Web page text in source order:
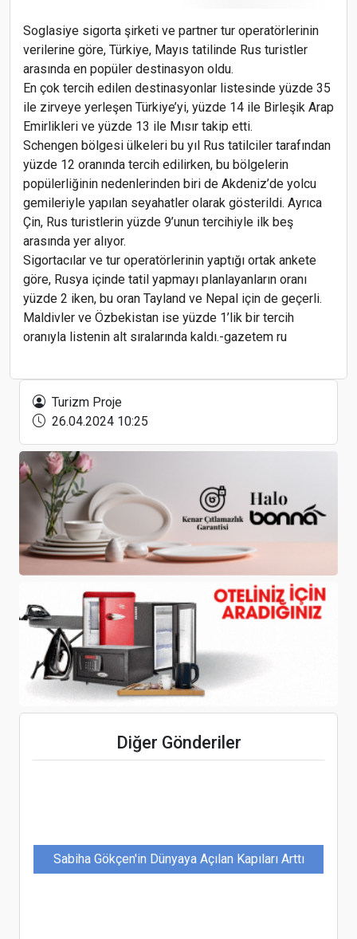
Soglasiye sigorta şirketi ve partner tur operatörlerinin
verilerine göre, Türkiye, Mayıs tatilinde Rus turistler
arasında en popüler destinasyon oldu.
En çok tercih edilen destinasyonlar listesinde yüzde 35
ile zirveye yerleşen Türkiye’yi, yüzde 14 ile Birleşik Arap
Emirlikleri ve yüzde 13 ile Mısır takip etti.
Schengen bölgesi ülkeleri bu yıl Rus tatilciler tarafından
yüzde 12 oranında tercih edilirken, bu bölgelerin
popülerliğinin nedenlerinden biri de Akdeniz’de yolcu
gemileriyle yapılan seyahatler olarak gösterildi. Ayrıca
Çin, Rus turistlerin yüzde 9’unun tercihiyle ilk beş
arasında yer alıyor.
Sigortacılar ve tur operatörlerinin yaptığı ortak ankete
göre, Rusya içinde tatil yapmayı planlayanların oranı
yüzde 2 iken, bu oran Tayland ve Nepal için de geçerli.
Maldivler ve Özbekistan ise yüzde 1’lik bir tercih
oranıyla listenin alt sıralarında kaldı.-gazetem ru
Turizm Proje
26.04.2024 10:25
Diğer Gönderiler
ortalama harcamaları belli oldu
Karadağ, Ruslara vize uygulanmasını görüşüyor
ZUCHEX 2022’ye 650 firma katılıyor
genişletiyor
Sabiha Gökçen'in Dünyaya Açılan Kapıları Arttı